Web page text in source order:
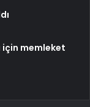
için memleket